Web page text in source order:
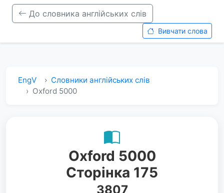
До словника англійських слів
Вивчати слова
EngV
Словники англійських слів
Oxford 5000
Oxford 5000
Сторінка 175
3807